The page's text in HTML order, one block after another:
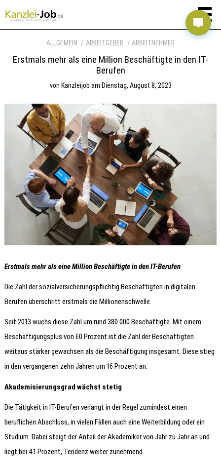
ALLGEMEIN ARBEITGEBER ARBEITNEHMER
Erstmals mehr als eine Million Beschäftigte in den IT-
Berufen
von Kanzleijob am Dienstag, August 8, 2023
Erstmals mehr als eine Million Beschäftigte in den IT-Berufen
Die Zahl der sozialversicherungspflichtig Beschäftigten in digitalen
Berufen überschritt erstmals die Millionenschwelle.
Seit 2013 wuchs diese Zahl um rund 380.000 Beschäftigte. Mit einem
Beschäftigungsplus von 60 Prozent ist die Zahl der Beschäftigten
weitaus stärker gewachsen als die Beschäftigung insgesamt. Diese stieg
in den vergangenen zehn Jahren um 16 Prozent an.
Akademisierungsgrad wächst stetig
Die Tätigkeit in IT-Berufen verlangt in der Regel zumindest einen
beruflichen Abschluss, in vielen Fällen auch eine Weiterbildung oder ein
Studium. Dabei steigt der Anteil der Akademiker von Jahr zu Jahr an und
liegt bei 41 Prozent, Tendenz weiter zunehmend.